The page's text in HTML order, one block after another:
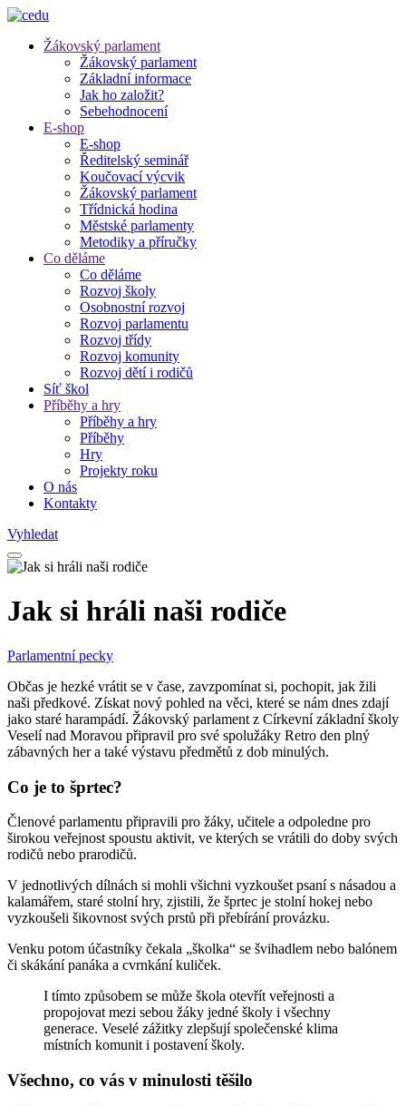
Žákovský parlament
Žákovský parlament
Základní informace
Jak ho založit?
Sebehodnocení
E-shop
E-shop
Ředitelský seminář
Koučovací výcvik
Žákovský parlament
Třídnická hodina
Městské parlamenty
Metodiky a příručky
Co děláme
Co děláme
Rozvoj školy
Osobnostní rozvoj
Rozvoj parlamentu
Rozvoj třídy
Rozvoj komunity
Rozvoj dětí i rodičů
Síť škol
Příběhy a hry
Příběhy a hry
Příběhy
Hry
Projekty roku
O nás
Kontakty
Vyhledat
Jak si hráli naši rodiče
Parlamentní pecky
Občas je hezké vrátit se v čase, zavzpomínat si, pochopit, jak žili
naši předkové. Získat nový pohled na věci, které se nám dnes zdají
jako staré harampádí. Žákovský parlament z Církevní základní školy
Veselí nad Moravou připravil pro své spolužáky Retro den plný
zábavných her a také výstavu předmětů z dob minulých.
Co je to šprtec?
Členové parlamentu připravili pro žáky, učitele a odpoledne pro
širokou veřejnost spoustu aktivit, ve kterých se vrátili do doby svých
rodičů nebo prarodičů.
V jednotlivých dílnách si mohli všichni vyzkoušet psaní s násadou a
kalamářem, staré stolní hry, zjistili, že šprtec je stolní hokej nebo
vyzkoušeli šikovnost svých prstů při přebírání provázku.
Venku potom účastníky čekala „školka“ se švihadlem nebo balónem
či skákání panáka a cvrnkání kuliček.
I tímto způsobem se může škola otevřít veřejnosti a
propojovat mezi sebou žáky jedné školy i všechny
generace. Veselé zážitky zlepšují společenské klima
místních komunit i postavení školy.
Všechno, co vás v minulosti těšilo